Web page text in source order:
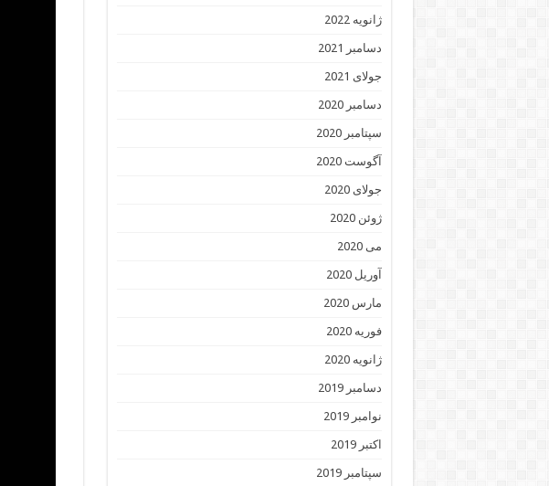
ژانویه 2022
دسامبر 2021
جولای 2021
دسامبر 2020
سپتامبر 2020
آگوست 2020
جولای 2020
ژوئن 2020
می 2020
آوریل 2020
مارس 2020
فوریه 2020
ژانویه 2020
دسامبر 2019
نوامبر 2019
اکتبر 2019
سپتامبر 2019